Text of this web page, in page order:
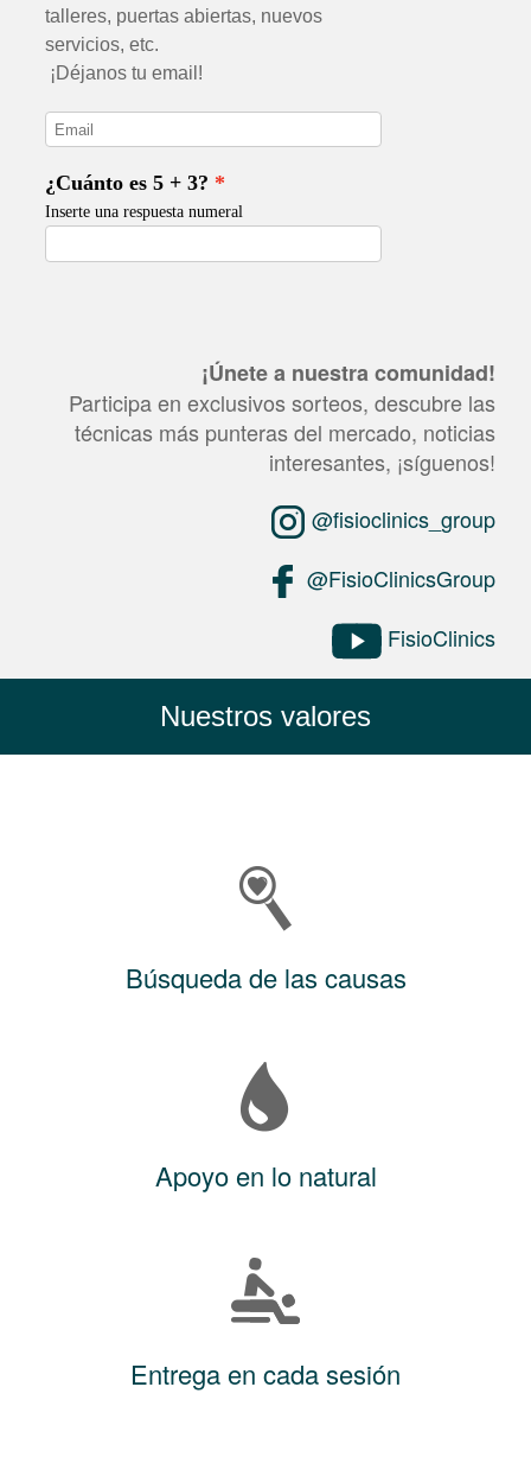
¡Únete a nuestra comunidad!
Participa en exclusivos sorteos, descubre las
técnicas más punteras del mercado, noticias
interesantes, ¡síguenos!
@fisioclinics_group
@FisioClinicsGroup
FisioClinics
Nuestros valores
Búsqueda de las causas
Apoyo en lo natural
Entrega en cada sesión